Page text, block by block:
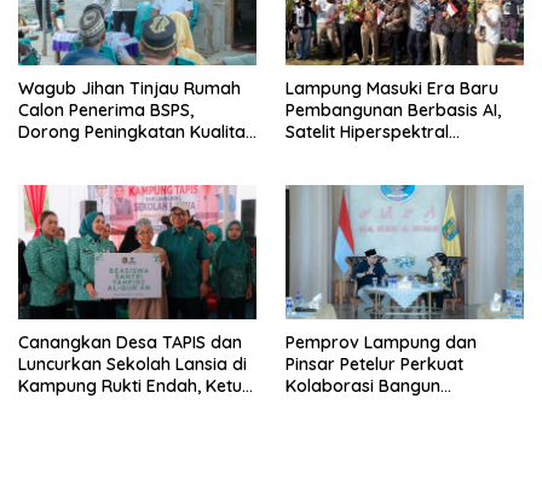
Wagub Jihan Tinjau Rumah
Calon Penerima BSPS,
Dorong Peningkatan Kualitas
Lampung Masuki Era Baru
Pembangunan Berbasis AI,
Satelit Hiperspektral
Canangkan Desa TAPIS dan
Luncurkan Sekolah Lansia di
Kampung Rukti Endah, Ketua
Pemprov Lampung dan
Pinsar Petelur Perkuat
Kolaborasi Bangun